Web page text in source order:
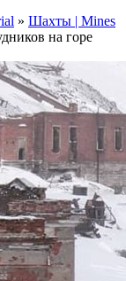
» Шахты | Mines
на горе